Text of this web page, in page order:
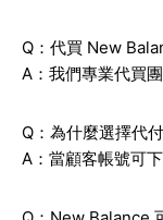
Q：代買 New
A：我們專業代買
Q：為什麼選擇代
A：當顧客帳號可